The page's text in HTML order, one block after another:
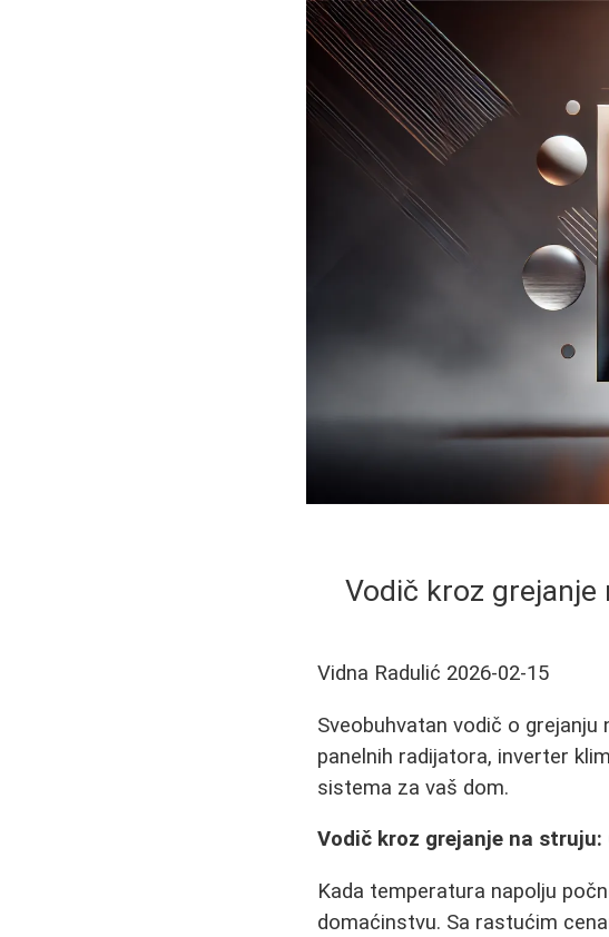
Vodič kroz
Vidna Radulić 2026-02-15
Sveobuhvatan vodič o
panelnih radijatora, inverter
sistema za vaš dom.
Vodič kroz grejanje na
Kada temperatura napolju
domaćinstvu. Sa rastućim